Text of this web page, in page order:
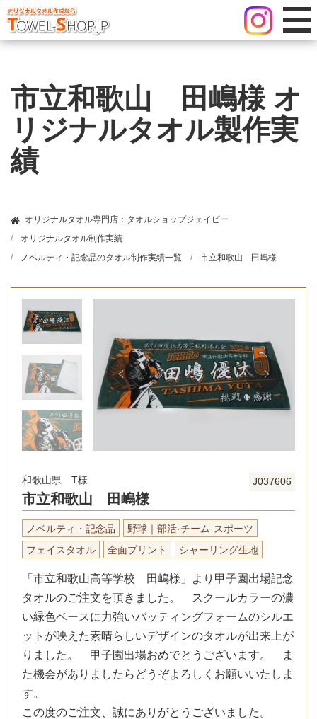
市立和歌山 田嶋様 オ
リジナルタオル製作実
績
オリジナルタオル専門店：タオルショップジェイピー
オリジナルタオル制作実績
ノベルティ・記念品のタオル制作実績一覧
市立和歌山 田嶋様
J037606
和歌山県 T様
市立和歌山 田嶋様
ノベルティ・記念品
野球｜部活·チーム·スポーツ
フェイスタオル
全面プリント シャーリング生地
「市立和歌山高等学校 田嶋様」より甲子園出場記念
タオルのご注文を頂きました。 スクールカラーの濃
い緑色ベースに力強いバッティングフォームのシルエ
ットが映えた素晴らしいデザインのタオルが出来上が
りました。 甲子園出場おめでとうございます。 ま
た機会がありましたらどうぞよろしくお願いいたしま
す。
この度のご注文、誠にありがとうございました。